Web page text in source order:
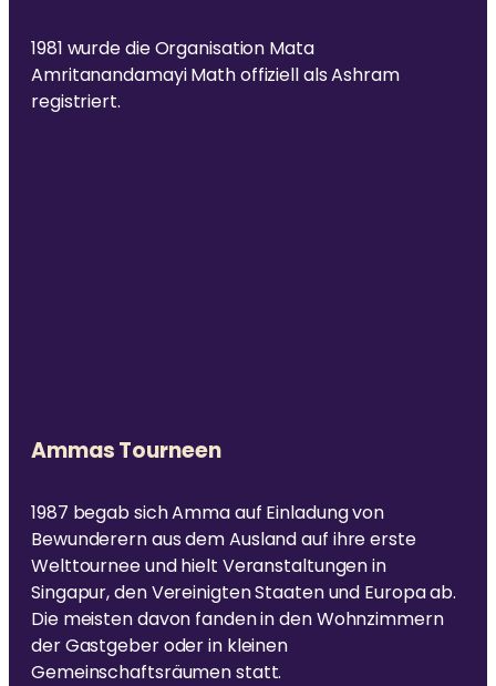
1981 wurde die Organisation Mata
Amritanandamayi Math offiziell als Ashram
registriert.
Ammas Tourneen
1987 begab sich Amma auf Einladung von
Bewunderern aus dem Ausland auf ihre erste
Welttournee und hielt Veranstaltungen in
Singapur, den Vereinigten Staaten und Europa ab.
Die meisten davon fanden in den Wohnzimmern
der Gastgeber oder in kleinen
Gemeinschaftsräumen statt.